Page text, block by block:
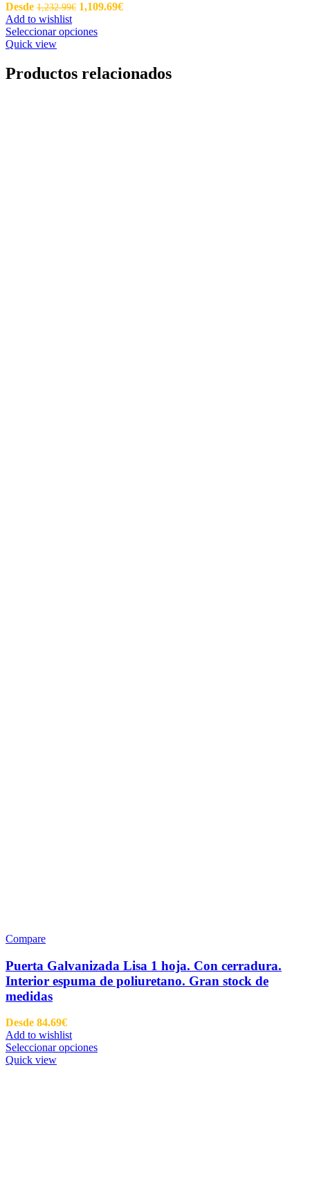
Desde 1,232.99€ 1,109.69€
Add to wishlist
Seleccionar opciones
Quick view
Productos relacionados
Compare
Puerta Galvanizada Lisa 1 hoja. Con cerradura.
Interior espuma de poliuretano. Gran stock de
medidas
Desde 84.69€
Add to wishlist
Seleccionar opciones
Quick view